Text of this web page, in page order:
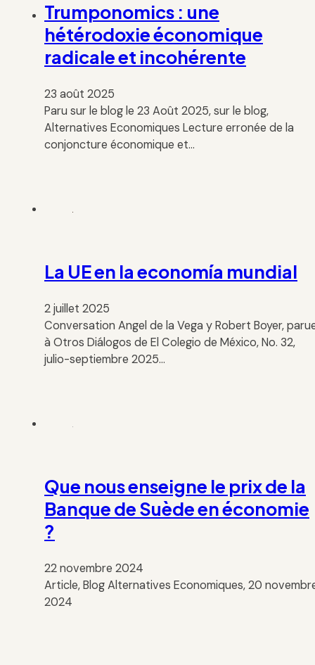
Trumponomics : une
hétérodoxie économique
radicale et incohérente
23 août 2025
Paru sur le blog le 23 Août 2025, sur le blog,
Alternatives Economiques Lecture erronée de la
conjoncture économique et…
La UE en la economía mundial
2 juillet 2025
Conversation Angel de la Vega y Robert Boyer,
à Otros Diálogos de El Colegio de México, No. 32,
julio-septiembre 2025…
Que nous enseigne le prix de la
Banque de Suède en économie
?
22 novembre 2024
Article, Blog Alternatives Economiques, 20
2024